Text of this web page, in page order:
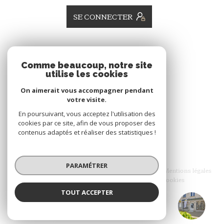
Agence Rousseaux Immobilier
SE CONNECTER
Nous adhérons
© 2026 | Tous droits réservés
Nos honoraires
Nos partenaires
Mentions légales
Cookies
Comme beaucoup, notre site
utilise les cookies
On aimerait vous accompagner pendant
votre visite.
En poursuivant, vous acceptez l'utilisation des
cookies par ce site, afin de vous proposer des
contenus adaptés et réaliser des statistiques !
PARAMÉTRER
TOUT ACCEPTER